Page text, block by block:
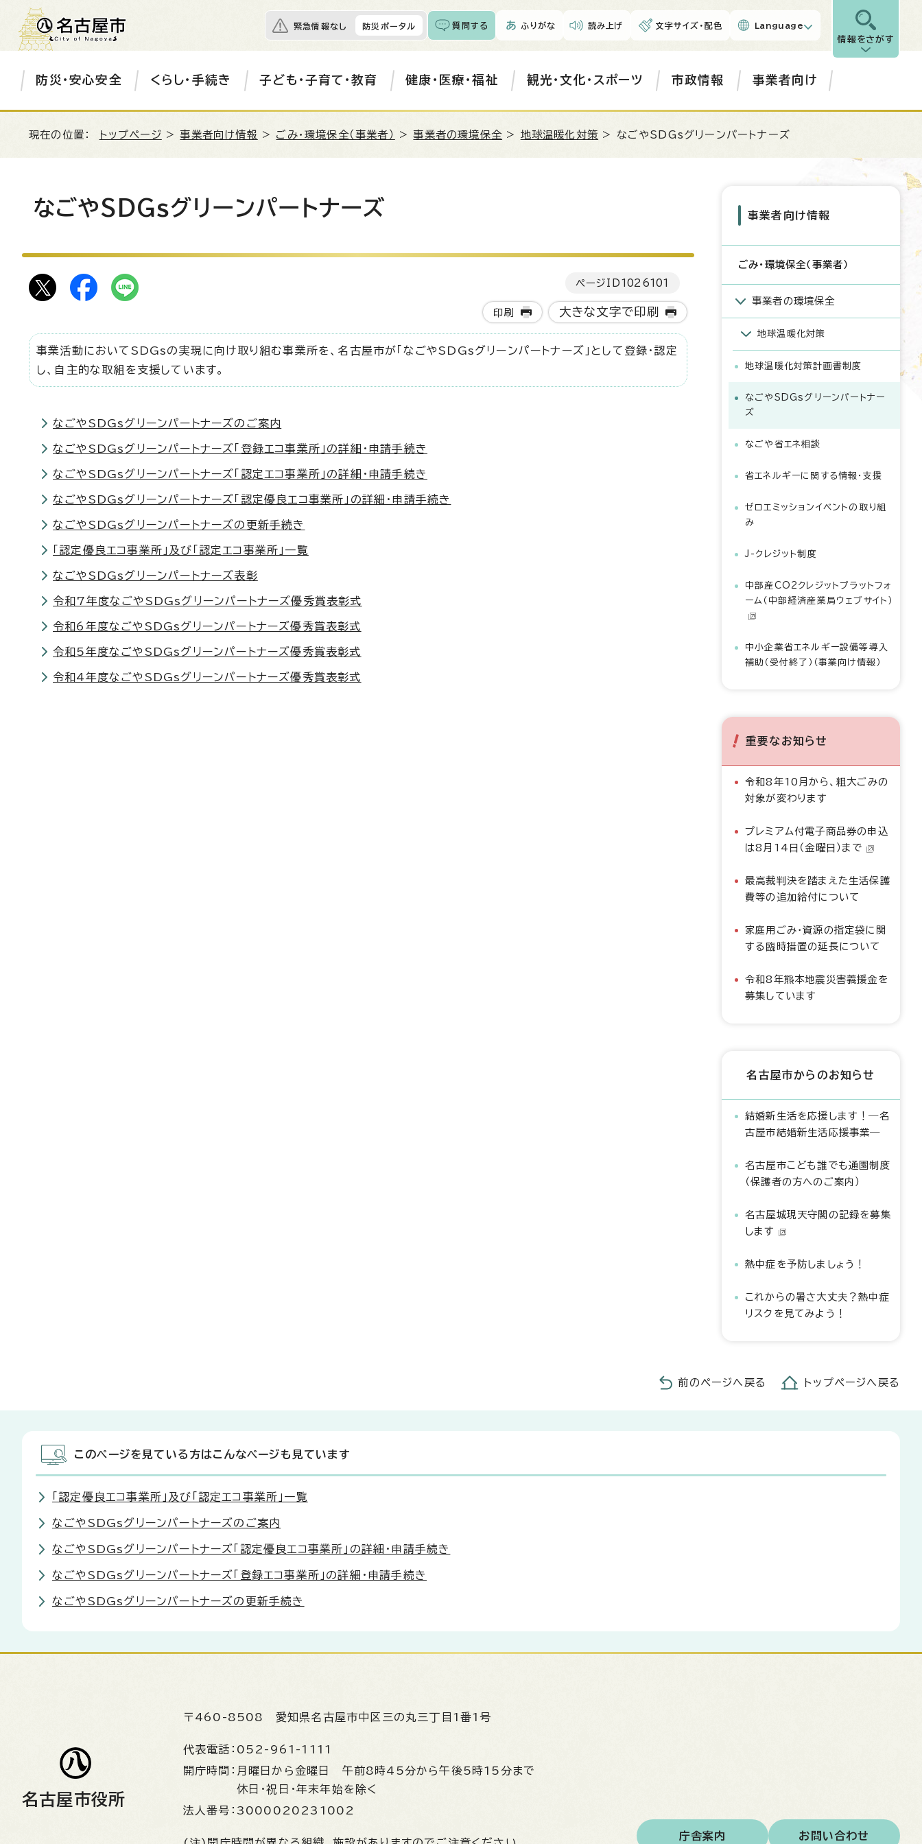
緊急情報なし 防災ポータル 質問する ふりがな 読み上げ 文字サイズ・配色 Language
情報をさがす
防災・安心安全 くらし・手続き 子ども・子育て・教育 健康・医療・福祉 観光・文化・スポーツ 市政情報 事業者向け
現在の位置： トップページ >事業者向け情報 > ごみ・環境保全（事業者） >事業者の環境保全 > 地球温暖化対策 > なごやSDGsグリーンパートナーズ
なごやSDGsグリーンパートナーズ
ページID 1026101
印刷 大きな文字で印刷
事業活動においてSDGsの実現に向け取り組む事業所を、名古屋市が「なごやSDGsグリーンパートナーズ」として登録・認定
し、自主的な取組を支援しています。
なごやSDGsグリーンパートナーズのご案内
なごやSDGsグリーンパートナーズ「登録エコ事業所」の詳細・申請手続き
なごやSDGsグリーンパートナーズ「認定エコ事業所」の詳細・申請手続き
なごやSDGsグリーンパートナーズ「認定優良エコ事業所」の詳細・申請手続き
なごやSDGsグリーンパートナーズの更新手続き
「認定優良エコ事業所」及び「認定エコ事業所」一覧
なごやSDGsグリーンパートナーズ表彰
令和7年度なごやSDGsグリーンパートナーズ優秀賞表彰式
令和6年度なごやSDGsグリーンパートナーズ優秀賞表彰式
令和5年度なごやSDGsグリーンパートナーズ優秀賞表彰式
令和4年度なごやSDGsグリーンパートナーズ優秀賞表彰式
事業者向け情報
ごみ・環境保全（事業者）
事業者の環境保全
地球温暖化対策
地球温暖化対策計画書制度
なごやSDGsグリーンパートナー
ズ
なごや省エネ相談
省エネルギーに関する情報・支援
ゼロエミッションイベントの取り組
み
J-クレジット制度
中部産CO2クレジットプラットフォ
ーム（中部経済産業局ウェブサイト）
中小企業省エネルギー設備等導入
補助（受付終了）（事業向け情報）
重要なお知らせ
令和8年10月から、粗大ごみの
対象が変わります
プレミアム付電子商品券の申込
は8月14日（金曜日）まで
最高裁判決を踏まえた生活保護
費等の追加給付について
家庭用ごみ・資源の指定袋に関
する臨時措置の延長について
令和8年熊本地震災害義援金を
募集しています
名古屋市からのお知らせ
結婚新生活を応援します！―名
古屋市結婚新生活応援事業―
名古屋市こども誰でも通園制度
（保護者の方へのご案内）
名古屋城現天守閣の記録を募集
します
熱中症を予防しましょう！
これからの暑さ大丈夫？熱中症
リスクを見てみよう！
前のページへ戻る トップページへ戻る
このページを見ている方はこんなページも見ています
「認定優良エコ事業所」及び「認定エコ事業所」一覧
なごやSDGsグリーンパートナーズのご案内
なごやSDGsグリーンパートナーズ「認定優良エコ事業所」の詳細・申請手続き
なごやSDGsグリーンパートナーズ「登録エコ事業所」の詳細・申請手続き
なごやSDGsグリーンパートナーズの更新手続き
名古屋市役所
〒460-8508 愛知県名古屋市中区三の丸三丁目1番1号
代表電話： 052-961-1111
開庁時間： 月曜日から金曜日 午前8時45分から午後5時15分まで
休日・祝日・年末年始を除く
法人番号： 3000020231002
庁舎案内 お問い合わせ